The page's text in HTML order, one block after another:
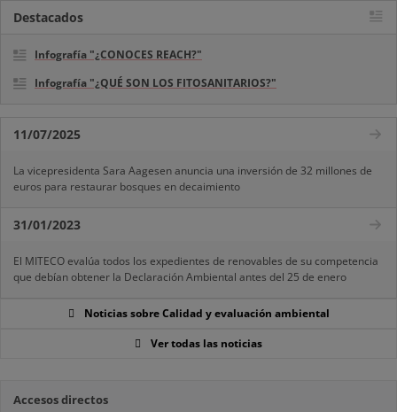
Destacados
Infografía "¿CONOCES REACH?"
Infografía "¿QUÉ SON LOS FITOSANITARIOS?"
11/07/2025
La vicepresidenta Sara Aagesen anuncia una inversión de 32 millones de
euros para restaurar bosques en decaimiento
31/01/2023
El MITECO evalúa todos los expedientes de renovables de su competencia
que debían obtener la Declaración Ambiental antes del 25 de enero
Noticias sobre Calidad y evaluación ambiental
Ver todas las noticias
Accesos directos